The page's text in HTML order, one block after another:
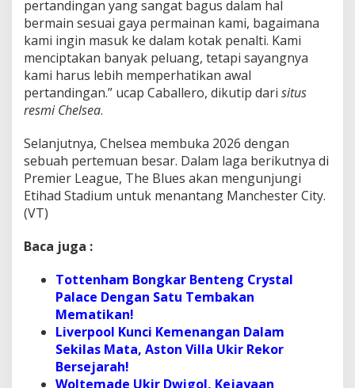
pertandingan yang sangat bagus dalam hal
bermain sesuai gaya permainan kami, bagaimana
kami ingin masuk ke dalam kotak penalti. Kami
menciptakan banyak peluang, tetapi sayangnya
kami harus lebih memperhatikan awal
pertandingan.” ucap Caballero, dikutip dari situs
resmi Chelsea.
Selanjutnya, Chelsea membuka 2026 dengan
sebuah pertemuan besar. Dalam laga berikutnya di
Premier League, The Blues akan mengunjungi
Etihad Stadium untuk menantang Manchester City.
(VT)
Baca juga :
Tottenham Bongkar Benteng Crystal
Palace Dengan Satu Tembakan
Mematikan!
Liverpool Kunci Kemenangan Dalam
Sekilas Mata, Aston Villa Ukir Rekor
Bersejarah!
Woltemade Ukir Dwigol, Kejayaan